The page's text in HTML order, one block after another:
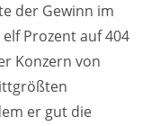
der Gewinn im
Prozent auf 404
Konzern von
er gut die